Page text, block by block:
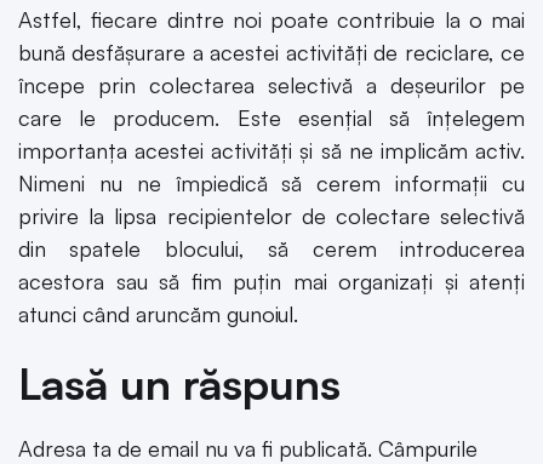
Astfel, fiecare dintre noi poate contribuie la o mai
bună desfășurare a acestei activități de reciclare, ce
începe prin colectarea selectivă a deșeurilor pe
care le producem. Este esențial să înțelegem
importanța acestei activități și să ne implicăm activ.
Nimeni nu ne împiedică să cerem informații cu
privire la lipsa recipientelor de colectare selectivă
din spatele blocului, să cerem introducerea
acestora sau să fim puțin mai organizați și atenți
atunci când aruncăm gunoiul.
Lasă un răspuns
Adresa ta de email nu va fi publicată. Câmpurile